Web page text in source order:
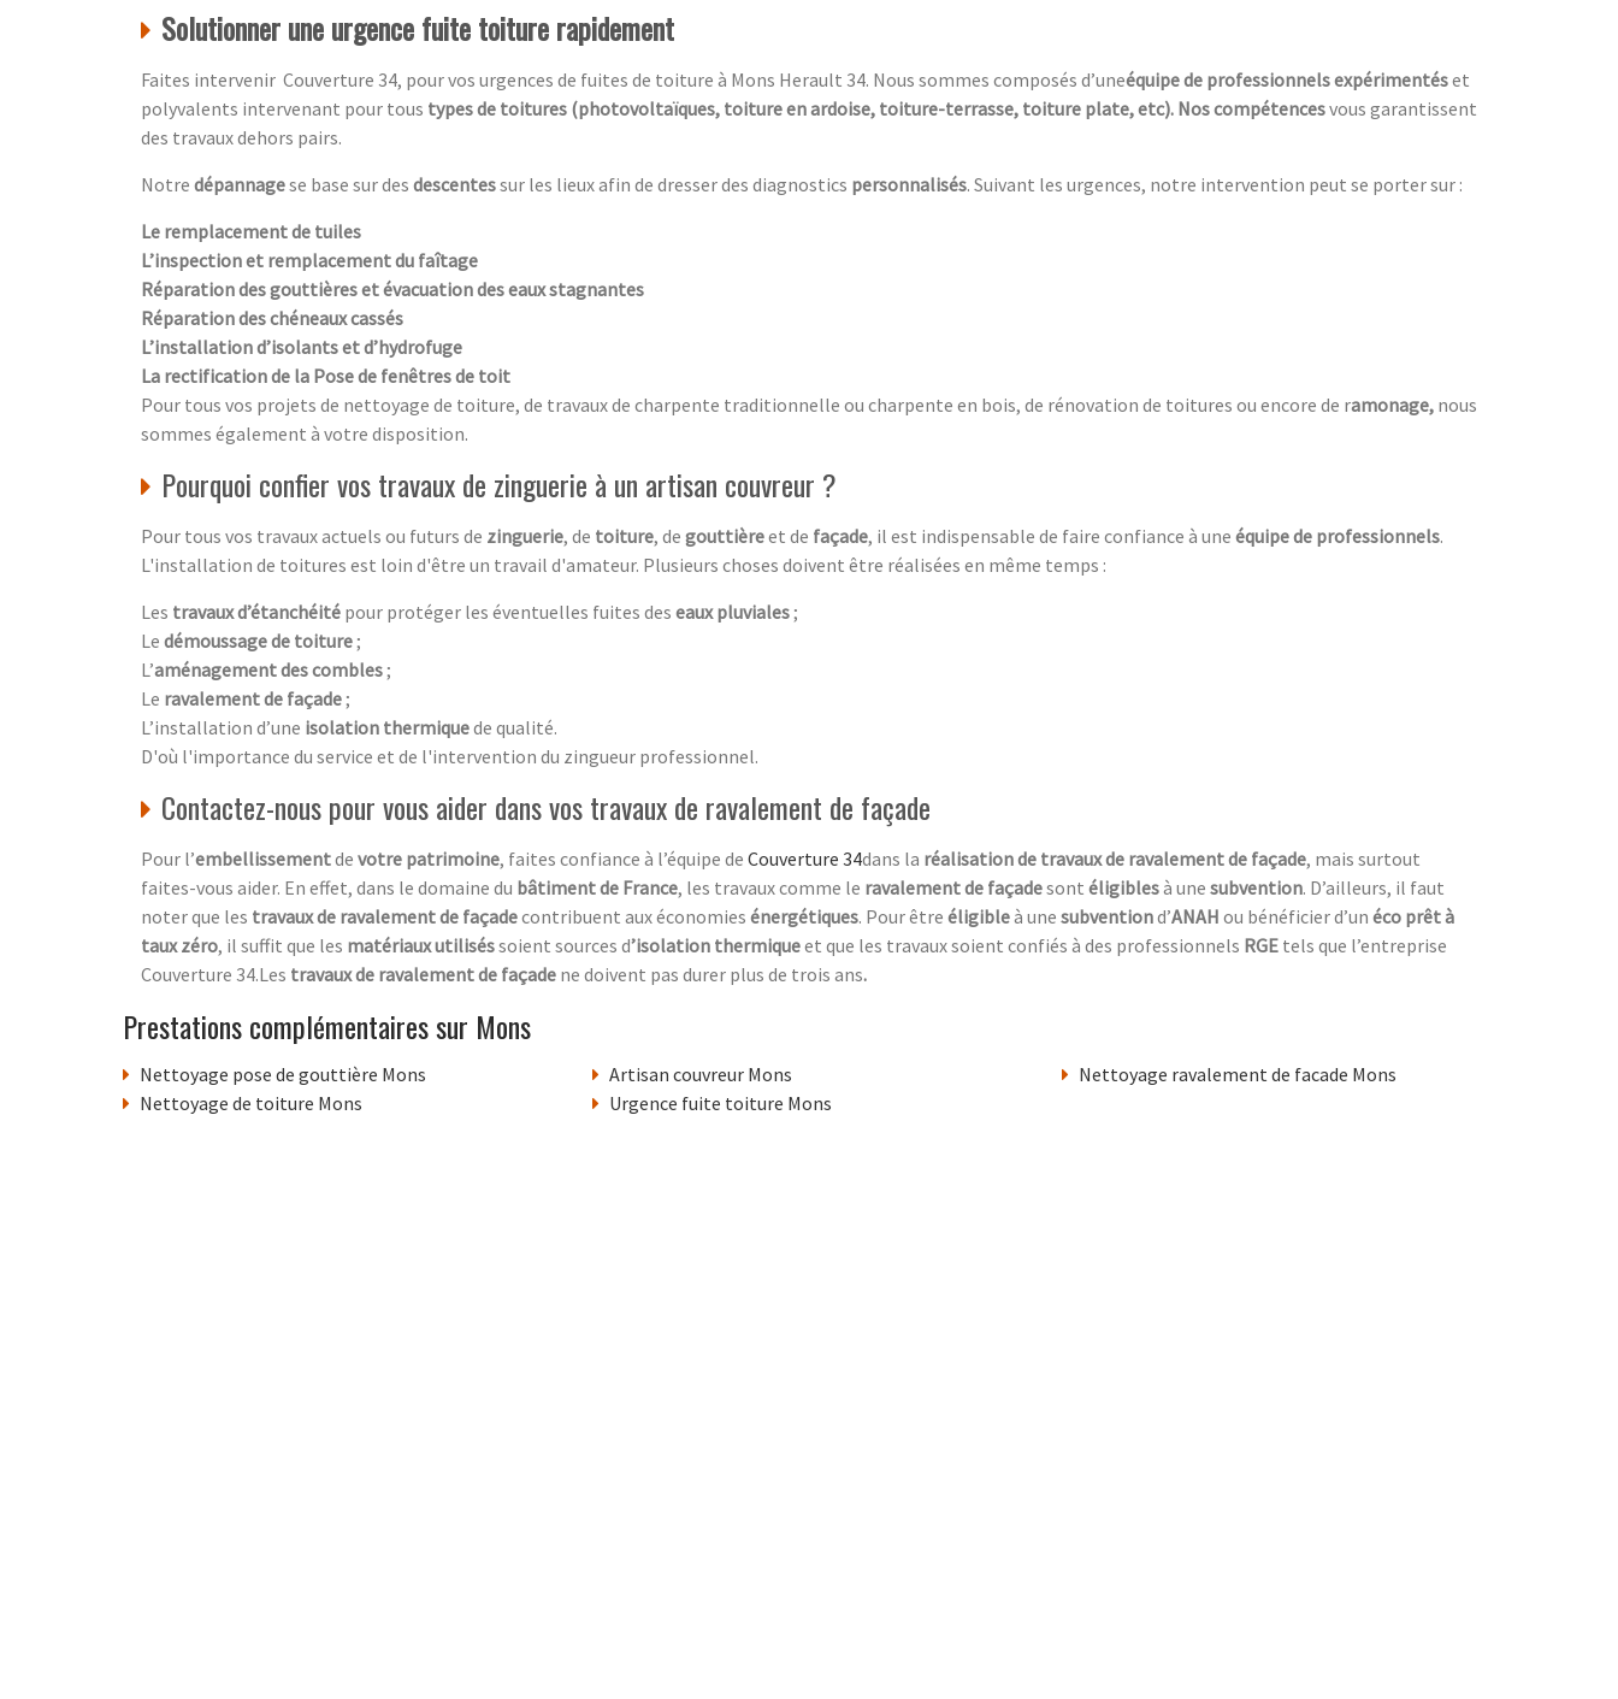
Solutionner une urgence fuite toiture rapidement
Faites intervenir Couverture 34, pour vos urgences de fuites de toiture à Mons Herault 34. Nous sommes composés d’uneéquipe de professionnels expérimentéset
polyvalents intervenant pour tous types de toitures (photovoltaïques, toiture en ardoise, toiture-terrasse, toiture plate, etc). Nos compétencesvous garantissent
des travaux dehors pairs.
Notre dépannagese base sur des descentessur les lieux afin de dresser des diagnostics personnalisés. Suivant les urgences, notre intervention peut se porter sur :
Le remplacement de tuiles
L’inspection et remplacement du faîtage
Réparation des gouttières et évacuation des eaux stagnantes
Réparation des chéneaux cassés
L’installation d’isolants et d’hydrofuge
La rectification de la Pose de fenêtres de toit
Pour tous vos projets de nettoyage de toiture, de travaux de charpente traditionnelle ou charpente en bois, de rénovation de toitures ou encore de ramonage, nous
sommes également à votre disposition.
Pourquoi confier vos travaux de zinguerie à un artisan couvreur ?
Pour tous vos travaux actuels ou futurs de zinguerie, de toiture, de gouttièreet de façade, il est indispensable de faire confiance à une équipe de professionnels.
L'installation de toitures est loin d'être un travail d'amateur. Plusieurs choses doivent être réalisées en même temps :
Les travaux d’étanchéité pour protéger les éventuelles fuites des eaux pluviales ;
Le démoussage de toiture ;
L’aménagement des combles ;
Le ravalement de façade ;
L’installation d’une isolation thermiquede qualité.
D'où l'importance du service et de l'intervention du zingueur professionnel.
Contactez-nous pour vous aider dans vos travaux de ravalement de façade
Pour l’embellissementde votre patrimoine, faites confiance à l’équipe de Couverture 34dans la réalisation de travaux de ravalement de façade, mais surtout
faites-vous aider. En effet, dans le domaine du bâtiment de France, les travaux comme le ravalement de façadesont éligiblesà une subvention. D’ailleurs, il faut
noter que les travaux de ravalement de façadecontribuent aux économies énergétiques. Pour être éligibleà une subventiond’ANAH ou bénéficier d’un éco prêt à
taux zéro, il suffit que les matériaux utiliséssoient sources d’isolation thermiqueet que les travaux soient confiés à des professionnels RGE tels que l’entreprise
Couverture 34.Les travaux de ravalement de façade ne doivent pas durer plus de trois ans.
Prestations complémentaires sur Mons
Nettoyage pose de gouttière Mons
Nettoyage de toiture Mons
Artisan couvreur Mons
Urgence fuite toiture Mons
Nettoyage ravalement de facade Mons